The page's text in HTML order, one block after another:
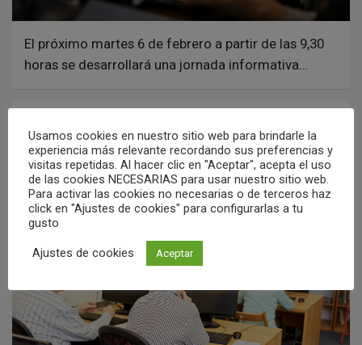
El próximo martes 6 de febrero a partir de las 9,30
horas se desarrollará una jornada informativa…
de la Diputación, al que han concurrido todos
los pueblos de la provincia
12/12/2023 Redacción
Usamos cookies en nuestro sitio web para brindarle la
experiencia más relevante recordando sus preferencias y
visitas repetidas. Al hacer clic en "Aceptar", acepta el uso
de las cookies NECESARIAS para usar nuestro sitio web.
Para activar las cookies no necesarias o de terceros haz
click en "Ajustes de cookies" para configurarlas a tu
gusto
Ajustes de cookies Aceptar